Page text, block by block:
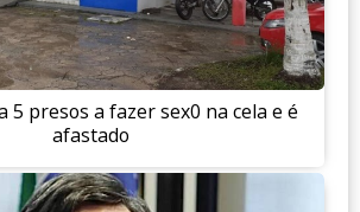
5 presos a fazer sex0 na cela e é
afastado